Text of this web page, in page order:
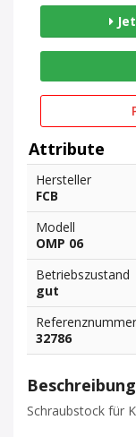
Attribute
Hersteller
FCB
Modell
OMP 06
Betriebszustand
gut
Referenznummer
32786
Beschreibung
Schraubstock für